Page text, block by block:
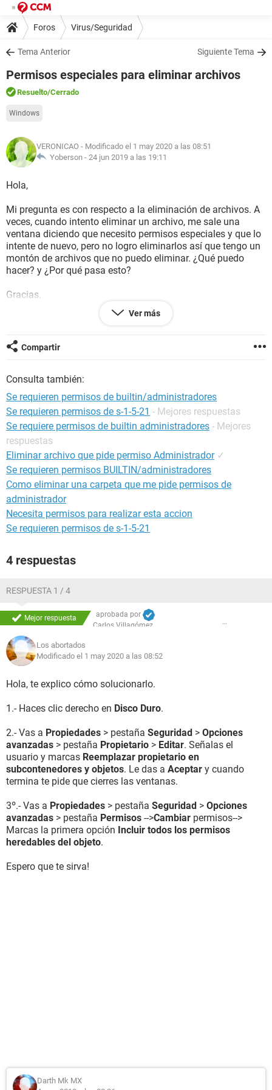
Foros Virus/Seguridad
Tema Anterior Siguiente Tema
Permisos especiales para eliminar archivos
Resuelto/Cerrado
Windows
VERONICAO - Modificado el 1 may 2020 a las 08:51
Yoberson - 24 jun 2019 a las 19:11
Hola,
Mi pregunta es con respecto a la eliminación de archivos. A
veces, cuando intento eliminar un archivo, me sale una
ventana diciendo que necesito permisos especiales y que lo
intente de nuevo, pero no logro eliminarlos así que tengo un
montón de archivos que no puedo eliminar. ¿Qué puedo
hacer? y ¿Por qué pasa esto?
Gracias.
Ver más
Compartir
Consulta también:
Se requieren permisos de builtin/administradores
Se requieren permisos de s-1-5-21 - Mejores respuestas
Se requiere permisos de builtin administradores - Mejores
respuestas
Eliminar archivo que pide permiso Administrador ✓
Se requieren permisos BUILTIN/administradores
Como eliminar una carpeta que me pide permisos de
administrador
Necesita permisos para realizar esta accion
Se requieren permisos de s-1-5-21
4 respuestas
RESPUESTA 1 / 4
Mejor respuesta
aprobada por
Carlos Villagómez
Los abortados
Modificado el 1 may 2020 a las 08:52
Hola, te explico cómo solucionarlo.
1.- Haces clic derecho en Disco Duro.
2.- Vas a Propiedades > pestaña Seguridad > Opciones
avanzadas > pestaña Propietario > Editar. Señalas el
usuario y marcas Reemplazar propietario en
subcontenedores y objetos. Le das a Aceptar y cuando
termina te pide que cierres las ventanas.
3º.- Vas a Propiedades > pestaña Seguridad > Opciones
avanzadas > pestaña Permisos -->Cambiar permisos-->
Marcas la primera opción Incluir todos los permisos
heredables del objeto.
Espero que te sirva!
Darth Mk MX